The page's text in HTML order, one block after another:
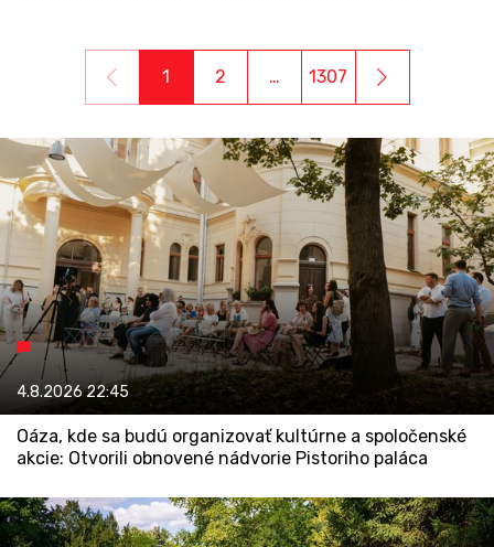
1 2 … 1307
4.8.202622:45
Oáza, kde sa budú organizovať kultúrne a spoločenské
akcie: Otvorili obnovené nádvorie Pistoriho paláca